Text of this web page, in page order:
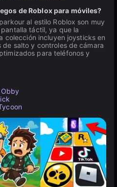
de Roblox para móviles?
al estilo Roblox son muy
táctil, ya que la
colección incluyen joysticks en
salto y controles de cámara
para teléfonos y
Obby